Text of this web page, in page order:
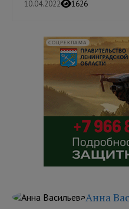
10.04.2022 1626
СОЦРЕКЛАМА
Анна